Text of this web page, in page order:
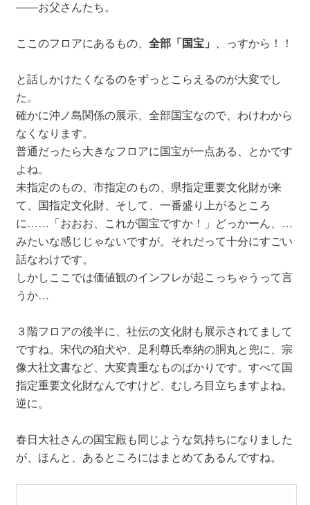
――お父さんたち。
ここのフロアにあるもの、 全部「国宝」 、っすから！！
と話しかけたくなるのをずっとこらえるのが大変でし
た。
確かに沖ノ島関係の展示、全部国宝なので、わけわから
なくなります。
普通だったら大きなフロアに国宝が一点ある、とかです
よね。
未指定のもの、市指定のもの、県指定重要文化財が来
て、国指定文化財、そして、一番盛り上がるところ
に……「おおお、これが国宝ですか！」どっかーん、…
みたいな感じじゃないですが。それだって十分にすごい
話なわけです。
しかしここでは価値観のインフレが起こっちゃうって言
うか…
３階フロアの後半に、社伝の文化財も展示されてまして
ですね。宋代の狛犬や、足利尊氏奉納の胴丸と兜に、宗
像大社文書など、大変貴重なものばかりです。すべて国
指定重要文化財なんですけど、むしろ目立ちますよね。
逆に。
春日大社さんの国宝殿も同じような気持ちになりました
が、ほんと、あるところにはまとめてあるんですね。